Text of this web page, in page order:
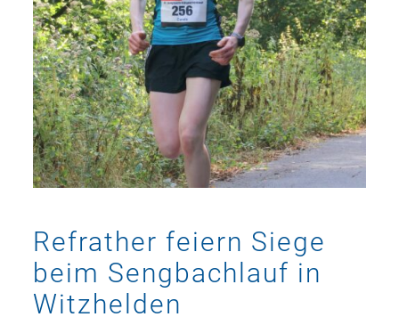
Refrather feiern Siege
beim Sengbachlauf in
Witzhelden